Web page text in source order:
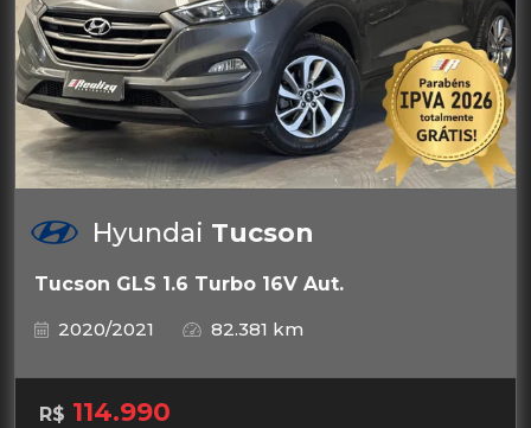
Hyundai Tucson
Tucson GLS 1.6 Turbo 16V Aut.
2020/2021
82.381 km
R$ 114.990